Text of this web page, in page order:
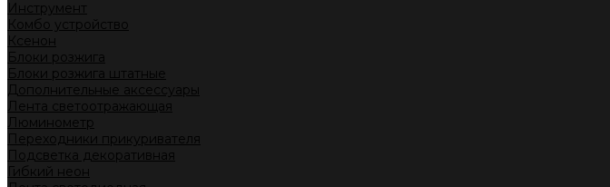
Инструмент
Комбо устройство
Ксенон
Блоки розжига
Блоки розжига штатные
Дополнительные аксессуары
Лента светоотражающая
Люминометр
Переходники прикуривателя
Подсветка декоративная
Гибкий неон